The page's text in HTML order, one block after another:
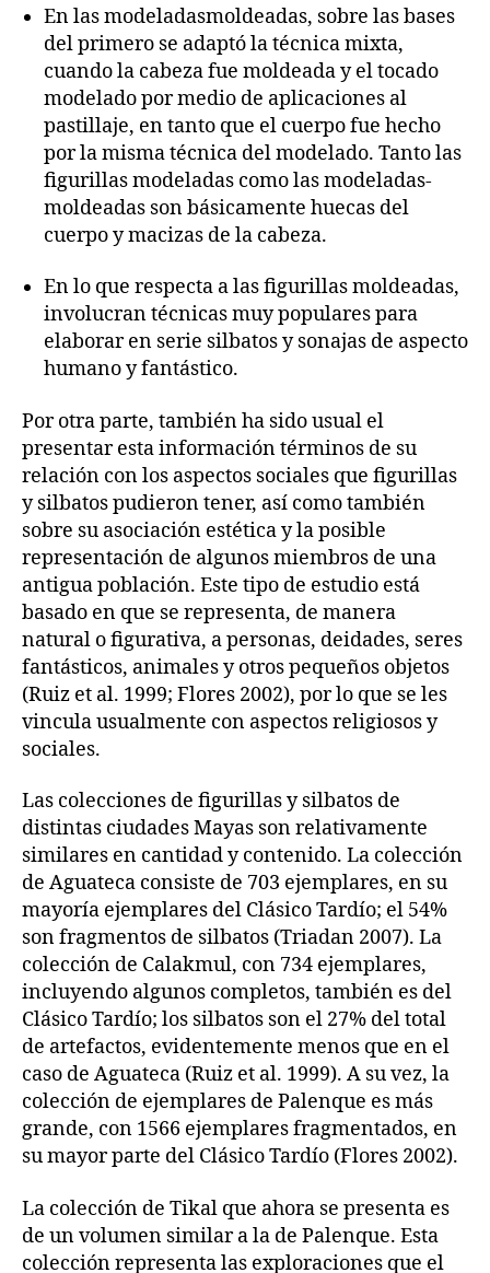
En las modeladasmoldeadas, sobre las bases
del primero se adaptó la técnica mixta,
cuando la cabeza fue moldeada y el tocado
modelado por medio de aplicaciones al
pastillaje, en tanto que el cuerpo fue hecho
por la misma técnica del modelado. Tanto las
figurillas modeladas como las modeladas-
moldeadas son básicamente huecas del
cuerpo y macizas de la cabeza.
En lo que respecta a las figurillas moldeadas,
involucran técnicas muy populares para
elaborar en serie silbatos y sonajas de aspecto
humano y fantástico.
Por otra parte, también ha sido usual el
presentar esta información términos de su
relación con los aspectos sociales que figurillas
y silbatos pudieron tener, así como también
sobre su asociación estética y la posible
representación de algunos miembros de una
antigua población. Este tipo de estudio está
basado en que se representa, de manera
natural o figurativa, a personas, deidades, seres
fantásticos, animales y otros pequeños objetos
(Ruiz et al. 1999; Flores 2002), por lo que se les
vincula usualmente con aspectos religiosos y
sociales.
Las colecciones de figurillas y silbatos de
distintas ciudades Mayas son relativamente
similares en cantidad y contenido. La colección
de Aguateca consiste de 703 ejemplares, en su
mayoría ejemplares del Clásico Tardío; el 54%
son fragmentos de silbatos (Triadan 2007). La
colección de Calakmul, con 734 ejemplares,
incluyendo algunos completos, también es del
Clásico Tardío; los silbatos son el 27% del total
de artefactos, evidentemente menos que en el
caso de Aguateca (Ruiz et al. 1999). A su vez, la
colección de ejemplares de Palenque es más
grande, con 1566 ejemplares fragmentados, en
su mayor parte del Clásico Tardío (Flores 2002).
La colección de Tikal que ahora se presenta es
de un volumen similar a la de Palenque. Esta
colección representa las exploraciones que el